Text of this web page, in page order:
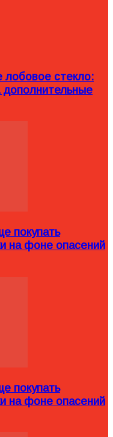
стекло:
дополнительные
покупать
на фоне опасений
покупать
на фоне опасений